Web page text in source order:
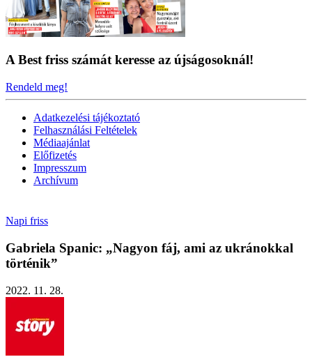
A Best friss számát keresse az újságosoknál!
Rendeld meg!
Adatkezelési tájékoztató
Felhasználási Feltételek
Médiaajánlat
Előfizetés
Impresszum
Archívum
Napi friss
Gabriela Spanic: „Nagyon fáj, ami az ukránokkal
történik”
2022. 11. 28.